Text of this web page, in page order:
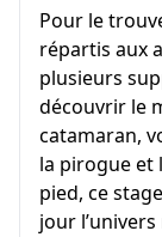
Pour le
répartis aux
plusieurs
découvrir le
catamaran,
la pirogue et
pied, ce
jour